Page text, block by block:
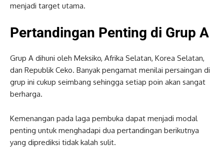
menjadi target utama.
Pertandingan Penting di Grup A
Grup A dihuni oleh Meksiko, Afrika Selatan, Korea Selatan,
dan Republik Ceko. Banyak pengamat menilai persaingan di
grup ini cukup seimbang sehingga setiap poin akan sangat
berharga.
Kemenangan pada laga pembuka dapat menjadi modal
penting untuk menghadapi dua pertandingan berikutnya
yang diprediksi tidak kalah sulit.